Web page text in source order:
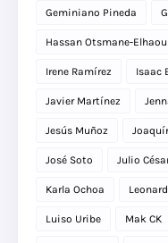
Geminiano Pineda
Hassan Otsmane-Elhaou
Irene Ramírez Isaac
Javier Martínez
Jesús Muñoz
José Soto Julio
Karla Ochoa
Luiso Uribe Mak CK